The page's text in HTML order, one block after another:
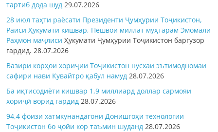
тартиб дода шуд 29.07.2026
28 июл таҳти раёсати Президенти Ҷумҳурии Тоҷикистон,
Раиси Ҳукумати кишвар, Пешвои миллат муҳтарам Эмомалӣ
Раҳмон маҷлисиҲукумати Ҷумҳурии Тоҷикистон баргузор
гардид.28.07.2026
Вазири корҳои хориҷии Тоҷикистон нусхаи эътимодномаи
сафири нави Кувайтро қабул намуд 28.07.2026
Ба иқтисодиёти кишвар 1,9 миллиард доллар сармояи
хориҷӣ ворид гардид 28.07.2026
94,4 фоизи хатмкунандагони Донишгоҳи технологии
Тоҷикистон бо ҷойи кор таъмин шуданд 28.07.2026